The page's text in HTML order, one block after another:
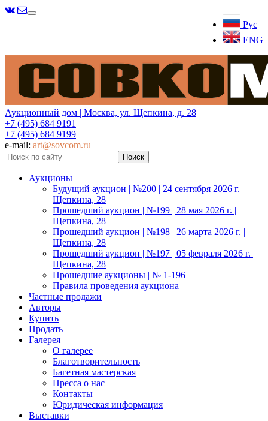
Рус
ENG
Меню
Аукционный дом | Москва, ул. Щепкина, д. 28
+7 (495) 684 9191
+7 (495) 684 9199
e-mail: art@sovcom.ru
Аукционы
Будущий аукцион | №200 | 24 сентября 2026 г. |
Щепкина, 28
Прошедший аукцион | №199 | 28 мая 2026 г. |
Щепкина, 28
Прошедший аукцион | №198 | 26 марта 2026 г. |
Щепкина, 28
Прошедший аукцион | №197 | 05 февраля 2026 г. |
Щепкина, 28
Прошедшие аукционы | № 1-196
Правила проведения аукциона
Частные продажи
Авторы
Купить
Продать
Галерея
О галерее
Благотворительность
Багетная мастерская
Пресса о нас
Контакты
Юридическая информация
Выставки